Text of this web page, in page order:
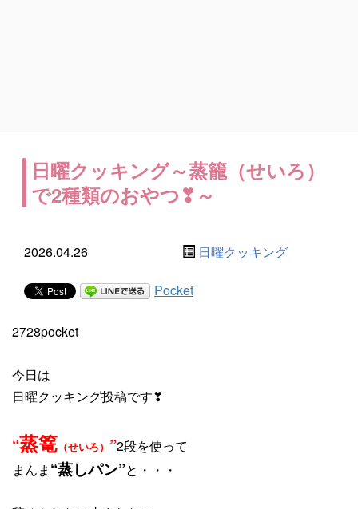
日曜クッキング～蒸籠（せいろ）
で2種類のおやつ❣～
2026.04.26 日曜クッキング
Pocket
2728pocket
今日は
日曜クッキング投稿です❣
“蒸篭 （せいろ） ”2段を使って
まんま “蒸しパン”と・・・